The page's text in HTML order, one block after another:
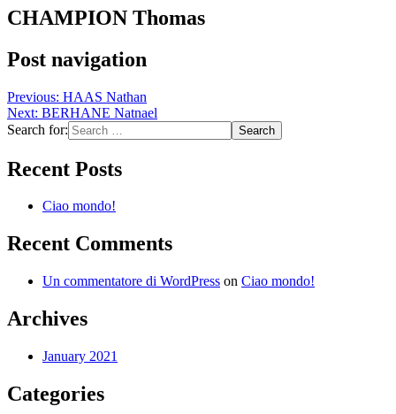
CHAMPION Thomas
Post navigation
Previous: HAAS Nathan
Next: BERHANE Natnael
Search for:
Recent Posts
Ciao mondo!
Recent Comments
Un commentatore di WordPress on Ciao mondo!
Archives
January 2021
Categories